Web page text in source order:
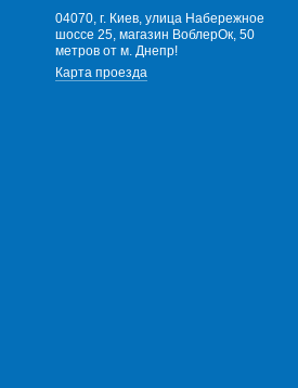
04070, г. Киев, улица Набережное
шоссе 25, магазин ВоблерОк, 50
метров от м. Днепр!
Карта проезда